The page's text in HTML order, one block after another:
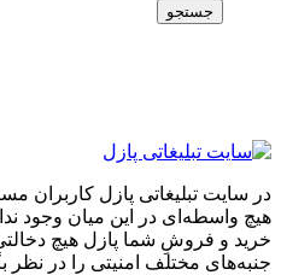
جستجو
در سایت تبلیغاتی پازل کاربران
هیچ واسطه‌ای در این میان وجود
خرید و فروشِ شما پازل هیچ
جنبه‌های مختلف امنیتی را در نظر